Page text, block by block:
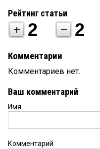
Рейтинг статьи
2 2
Комментарии
Комментариев нет.
Ваш комментарий
Имя
Комментарий